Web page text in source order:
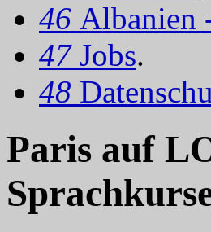
46 Albanien
47 Jobs.
48
Paris auf